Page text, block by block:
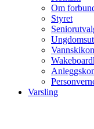
Om
Styret
Varsling